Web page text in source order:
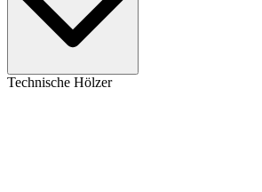
Technische Hölzer